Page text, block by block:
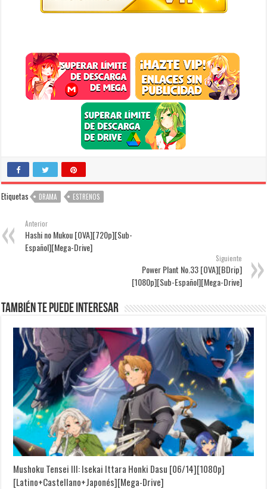
Etiquetas DRAMA ESTRENOS
Anterior
Hashi no Mukou [OVA][720p][Sub-
Español][Mega-Drive]
Siguiente
Power Plant No.33 [OVA][BDrip]
[1080p][Sub-Español][Mega-Drive]
También te puede interesar
Mushoku Tensei III: Isekai Ittara Honki Dasu [06/14][1080p]
[Latino+Castellano+Japonés][Mega-Drive]